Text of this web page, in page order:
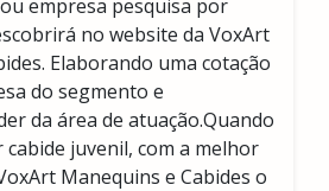
empresa pesquisa por
no website da VoxArt
Elaborando uma cotação
do segmento e
da área de atuação.Quando
juvenil, com a melhor
Manequins e Cabides o